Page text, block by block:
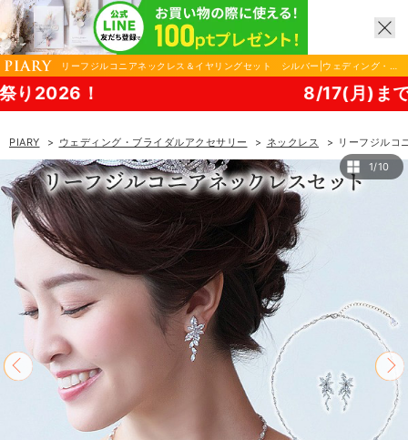
リーフジルコニアネックレス＆イヤリングセット シルバー|ウェディング・ブ
ライダルアクセサリーならPIARY（ピアリー）
8/17(月)まで！
PIARY ウェディング・ブライダルアクセサリー ネックレス
リーフジルコ
1/10